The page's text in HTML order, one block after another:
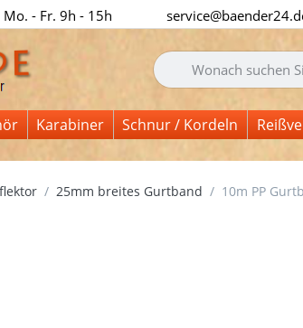
- Fr. 9h - 15h
Geben Sie einen
Karabiner Schnur / Kordeln
25mm breites Gurtband 10m PP